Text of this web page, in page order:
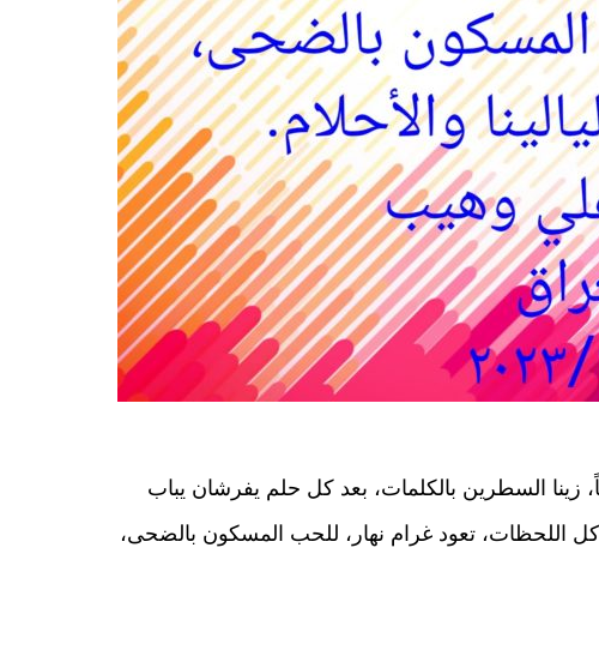
السطرين بالكلمات، بعد كل حلم يفرشان يباب
كل اللحظات، تعود غرام نهار، للحب المسكون بالضحى،